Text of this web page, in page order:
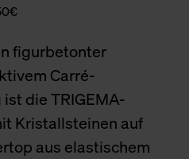
figurbetonter
Carré-
die TRIGEMA-
Kristallsteinen auf
aus elastischem